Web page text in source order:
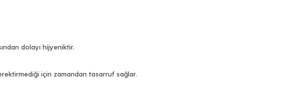
dolayı hijyeniktir.
için zamandan tasarruf sağlar.